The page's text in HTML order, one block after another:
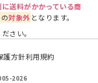
に送料がかかっている商
対象外 となります。
さい。
護方針利用規約
2026